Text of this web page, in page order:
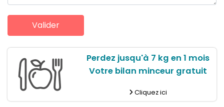
Perdez jusqu'à 7 kg en 1 mois
Votre bilan minceur gratuit
Cliquez ici